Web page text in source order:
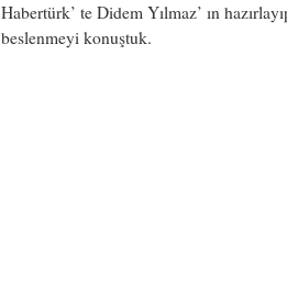
Habertürk’ te Didem Yılmaz’ ın
beslenmeyi konuştuk.